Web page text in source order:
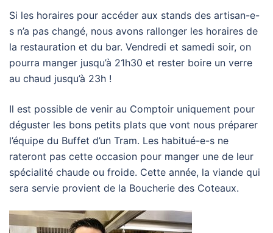
Si les horaires pour accéder aux stands des artisan-e-
s n’a pas changé, nous avons rallonger les horaires de
la restauration et du bar. Vendredi et samedi soir, on
pourra manger jusqu’à 21h30 et rester boire un verre
au chaud jusqu’à 23h !
Il est possible de venir au Comptoir uniquement pour
déguster les bons petits plats que vont nous préparer
l’équipe du Buffet d’un Tram. Les habitué-e-s ne
rateront pas cette occasion pour manger une de leur
spécialité chaude ou froide. Cette année, la viande qui
sera servie provient de la Boucherie des Coteaux.